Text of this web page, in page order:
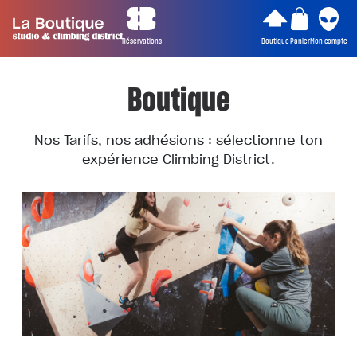
Boutique
Nos Tarifs, nos adhésions : sélectionne ton
expérience Climbing District.
Mon compte
Panier
Boutique
Réservations